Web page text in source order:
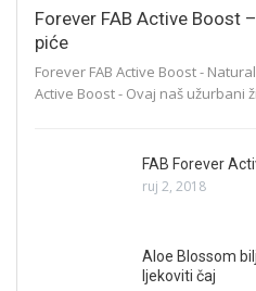
Forever FAB Active Boost
piće
Forever FAB Active Boost -
Active Boost - Ovaj naš užurbani
FAB Forever
ruj 2, 2018
Aloe Blossom
ljekoviti čaj